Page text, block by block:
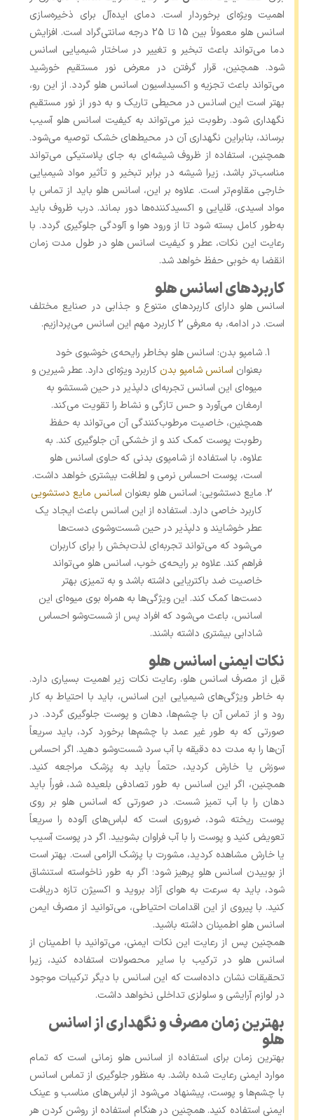
اهمیت ویژه‌ای برخوردار است. دمای ایده‌آل برای ذخیره‌سازی
اسانس هلو معمولاً بین 15 تا 25 درجه سانتی‌گراد است. افزایش
دما می‌تواند باعث تبخیر و تغییر در ساختار شیمیایی اسانس
شود. همچنین، قرار گرفتن در معرض نور مستقیم خورشید
می‌تواند باعث تجزیه و اکسیداسیون اسانس هلو گردد. از این رو،
بهتر است این اسانس در محیطی تاریک و به دور از نور مستقیم
نگهداری شود. رطوبت نیز می‌تواند به کیفیت اسانس هلو آسیب
برساند، بنابراین نگهداری آن در محیط‌های خشک توصیه می‌شود.
همچنین، استفاده از ظروف شیشه‌ای به جای پلاستیکی می‌تواند
مناسب‌تر باشد، زیرا شیشه در برابر تبخیر و تأثیر مواد شیمیایی
خارجی مقاوم‌تر است. علاوه بر این، اسانس هلو باید از تماس با
مواد اسیدی، قلیایی و اکسیدکننده‌ها دور بماند. درب ظروف باید
به‌طور کامل بسته شود تا از ورود هوا و آلودگی جلوگیری گردد. با
رعایت این نکات، عطر و کیفیت اسانس هلو در طول مدت زمان
انقضا به خوبی حفظ خواهد شد.
کاربردهای اسانس هلو
اسانس هلو دارای کاربردهای متنوع و جذابی در صنایع مختلف
است. در ادامه، به معرفی 2 کاربرد مهم این اسانس می‌پردازیم.
شامپو بدن: اسانس هلو بخاطر رایحه‌ی خوشبوی خود
بعنوان اسانس شامپو بدن کاربرد ویژه‌ای دارد. عطر شیرین و
میوه‌ای این اسانس تجربه‌ای دلپذیر در حین شستشو به
ارمغان می‌آورد و حس تازگی و نشاط را تقویت می‌کند.
همچنین، خاصیت مرطوب‌کنندگی آن می‌تواند به حفظ
رطوبت پوست کمک کند و از خشکی آن جلوگیری کند. به‌
علاوه، با استفاده از شامپوی بدنی که حاوی اسانس هلو
است، پوست احساس نرمی و لطافت بیشتری خواهد داشت.
مایع دستشویی: اسانس هلو بعنوان اسانس مایع دستشویی
کاربرد خاصی دارد. استفاده از این اسانس باعث ایجاد یک
عطر خوشایند و دلپذیر در حین شست‌وشوی دست‌ها
می‌شود که می‌تواند تجربه‌ای لذت‌بخش را برای کاربران
فراهم کند. علاوه بر رایحه‌ی خوب، اسانس هلو می‌تواند
خاصیت ضد باکتریایی داشته باشد و به تمیزی بهتر
دست‌ها کمک کند. این ویژگی‌ها به‌ همراه بوی میوه‌ای این
اسانس، باعث می‌شود که افراد پس از شست‌وشو احساس
شادابی بیشتری داشته باشند.
نکات ایمنی اسانس هلو
قبل از مصرف اسانس هلو، رعایت نکات زیر اهمیت بسیاری دارد.
به ‌خاطر ویژگی‌های شیمیایی این اسانس، باید با احتیاط به کار
رود و از تماس آن با چشم‌ها، دهان و پوست جلوگیری گردد. در
صورتی که به‌ طور غیر عمد با چشم‌ها برخورد کرد، باید سریعاً
آن‌ها را به مدت ده دقیقه با آب سرد شست‌وشو دهید. اگر احساس
سوزش یا خارش کردید، حتماً باید به پزشک مراجعه کنید.
همچنین، اگر این اسانس به ‌طور تصادفی بلعیده شد، فوراً باید
دهان را با آب تمیز شست. در صورتی که اسانس هلو بر روی
پوست ریخته شود، ضروری است که لباس‌های آلوده را سریعاً
تعویض کنید و پوست را با آب فراوان بشویید. اگر در پوست آسیب
یا خارش مشاهده کردید، مشورت با پزشک الزامی است. بهتر است
از بوییدن اسانس هلو پرهیز شود؛ اگر به طور ناخواسته استنشاق
شود، باید به سرعت به هوای آزاد بروید و اکسیژن تازه دریافت
کنید. با پیروی از این اقدامات احتیاطی، می‌توانید از مصرف ایمن
اسانس هلو اطمینان داشته باشید.
همچنین پس از رعایت این نکات ایمنی، می‌توانید با اطمینان از
اسانس هلو در ترکیب با سایر محصولات استفاده کنید، زیرا
تحقیقات نشان داده‌است که این اسانس با دیگر ترکیبات موجود
در لوازم آرایشی و سلولزی تداخلی نخواهد داشت.
بهترین زمان مصرف و نگهداری از اسانس
هلو
بهترین زمان برای استفاده از اسانس هلو زمانی است که تمام
موارد ایمنی رعایت شده باشد. به‌ منظور جلوگیری از تماس اسانس
با چشم‌ها و پوست، پیشنهاد می‌شود از لباس‌های مناسب و عینک
ایمنی استفاده کنید. همچنین در هنگام استفاده از روشن کردن هر